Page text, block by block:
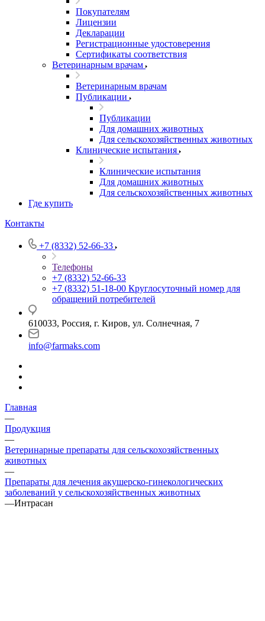
Покупателям
Лицензии
Декларации
Регистрационные удостоверения
Сертификаты соответствия
Ветеринарным врачам
Ветеринарным врачам
Публикации
Публикации
Для домашних животных
Для сельскохозяйственных животных
Клинические испытания
Клинические испытания
Для домашних животных
Для сельскохозяйственных животных
Где купить
Контакты
+7 (8332) 52-66-33
Телефоны
+7 (8332) 52-66-33
+7 (8332) 51-18-00 Круглосуточный номер для
обращений потребителей
610033, Россия, г. Киров, ул. Солнечная, 7
info@farmaks.com
Главная
—
Продукция
—
Ветеринарные препараты для сельскохозяйственных
животных
—
Препараты для лечения акушерско-гинекологических
заболеваний у сельскохозяйственных животных
—Интрасан